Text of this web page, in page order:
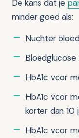
De kans dat je
minder goed als:
Nuchter
HbA1c voor
HbA1c voor
korter dan 10
HbA1c voor